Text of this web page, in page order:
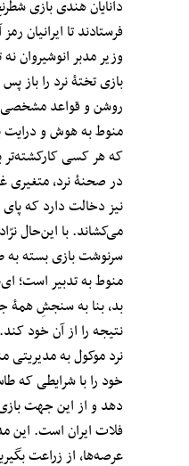
دانایان هندی بازی
فرستادند تا ایرانیان
وزیر مدبر انوشیروان
بازی تختۀ نرد را باز
روشن و قواعد مشخصی
منوط به هوش و
که هر کسی کارکشته‌تر
در صحنۀ نرد،
نیز دخالت دارد که پای
می‌کشاند. با این‌حال
سرنوشت بازی بسته
منوط به تدبیر است؛
بد، بنا به سنجشِ همۀ
نتیجه را از آن خود
نرد موکول به
خود را با شرایطی که
دهد و از این جهت
فلات ایران است.
عرصه‌ها، از زراعت